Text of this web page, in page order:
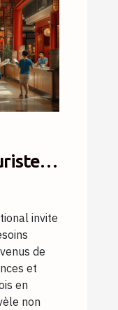
invite
de
et
en
non